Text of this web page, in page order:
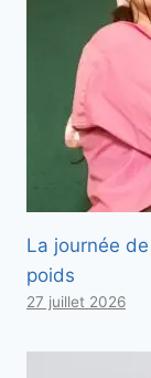
La journée
poids
27 juillet 2026